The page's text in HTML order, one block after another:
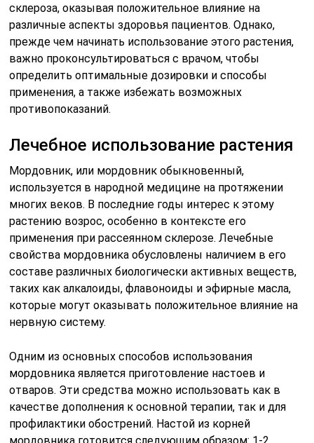
склероза, оказывая положительное влияние на
различные аспекты здоровья пациентов. Однако,
прежде чем начинать использование этого растения,
важно проконсультироваться с врачом, чтобы
определить оптимальные дозировки и способы
применения, а также избежать возможных
противопоказаний.
Лечебное использование растения
Мордовник, или мордовник обыкновенный,
используется в народной медицине на протяжении
многих веков. В последние годы интерес к этому
растению возрос, особенно в контексте его
применения при рассеянном склерозе. Лечебные
свойства мордовника обусловлены наличием в его
составе различных биологически активных веществ,
таких как алкалоиды, флавоноиды и эфирные масла,
которые могут оказывать положительное влияние на
нервную систему.
Одним из основных способов использования
мордовника является приготовление настоев и
отваров. Эти средства можно использовать как в
качестве дополнения к основной терапии, так и для
профилактики обострений. Настой из корней